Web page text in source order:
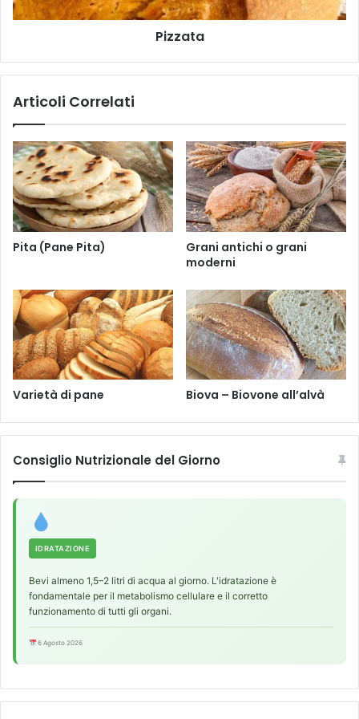
l
Pizzata
Articoli Correlati
Pita (Pane Pita)
Grani antichi o grani
moderni
Varietà di pane Biova – Biovone all’alvà
Consiglio Nutrizionale del Giorno
IDRATAZIONE
Bevi almeno 1,5–2 litri di acqua al giorno. L'idratazione è
fondamentale per il metabolismo cellulare e il corretto
funzionamento di tutti gli organi.
6 Agosto 2026